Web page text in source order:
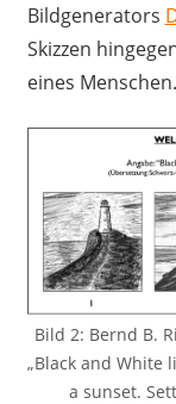
Bildgenerators
Skizzen
eines Menschen.
Bild 2: Bernd B.
„Black and White
a sunset.